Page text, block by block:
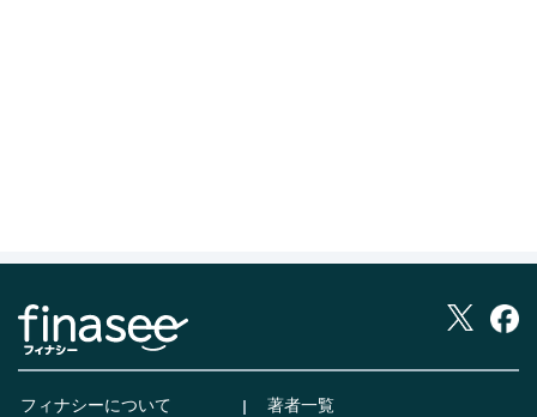
フィナシーについて 著者一覧